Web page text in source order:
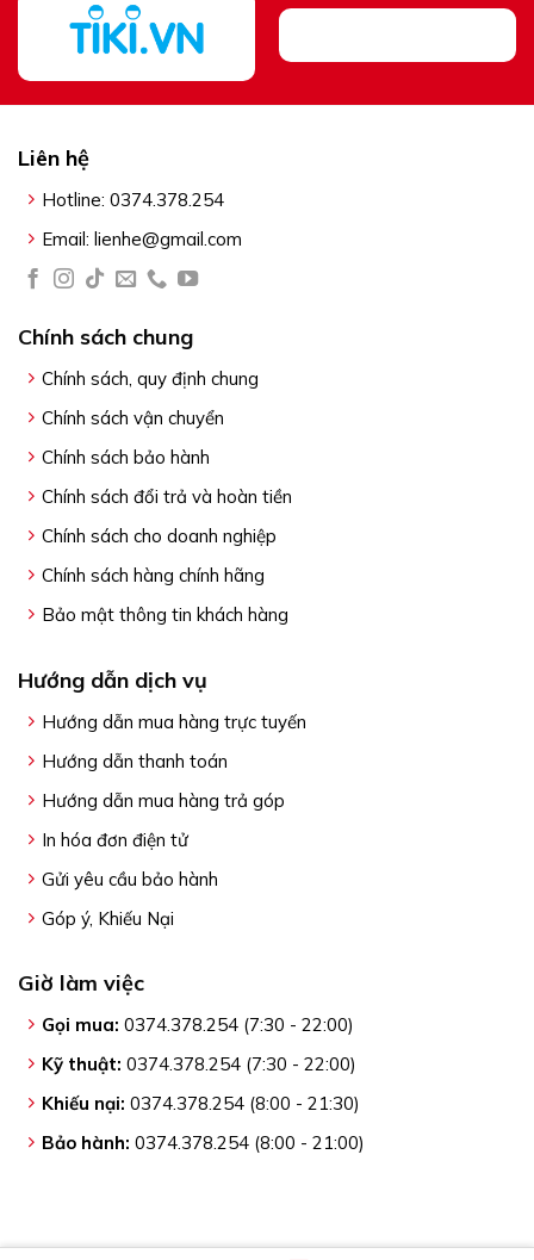
Liên hệ
Hotline: 0374.378.254
Email: lienhe@gmail.com
Chính sách chung
Chính sách, quy định chung
Chính sách vận chuyển
Chính sách bảo hành
Chính sách đổi trả và hoàn tiền
Chính sách cho doanh nghiệp
Chính sách hàng chính hãng
Bảo mật thông tin khách hàng
Hướng dẫn dịch vụ
Hướng dẫn mua hàng trực tuyến
Hướng dẫn thanh toán
Hướng dẫn mua hàng trả góp
In hóa đơn điện tử
Gửi yêu cầu bảo hành
Góp ý, Khiếu Nại
Giờ làm việc
Gọi mua: 0374.378.254 (7:30 - 22:00)
Kỹ thuật: 0374.378.254 (7:30 - 22:00)
Khiếu nại: 0374.378.254 (8:00 - 21:30)
Bảo hành: 0374.378.254 (8:00 - 21:00)